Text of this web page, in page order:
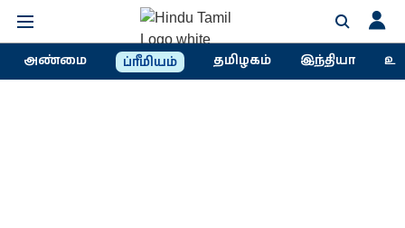
அண்மை ப்ரீமியம் தமிழகம் இந்தியா